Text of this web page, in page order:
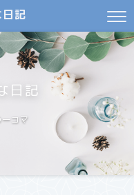
記
日記
コマ